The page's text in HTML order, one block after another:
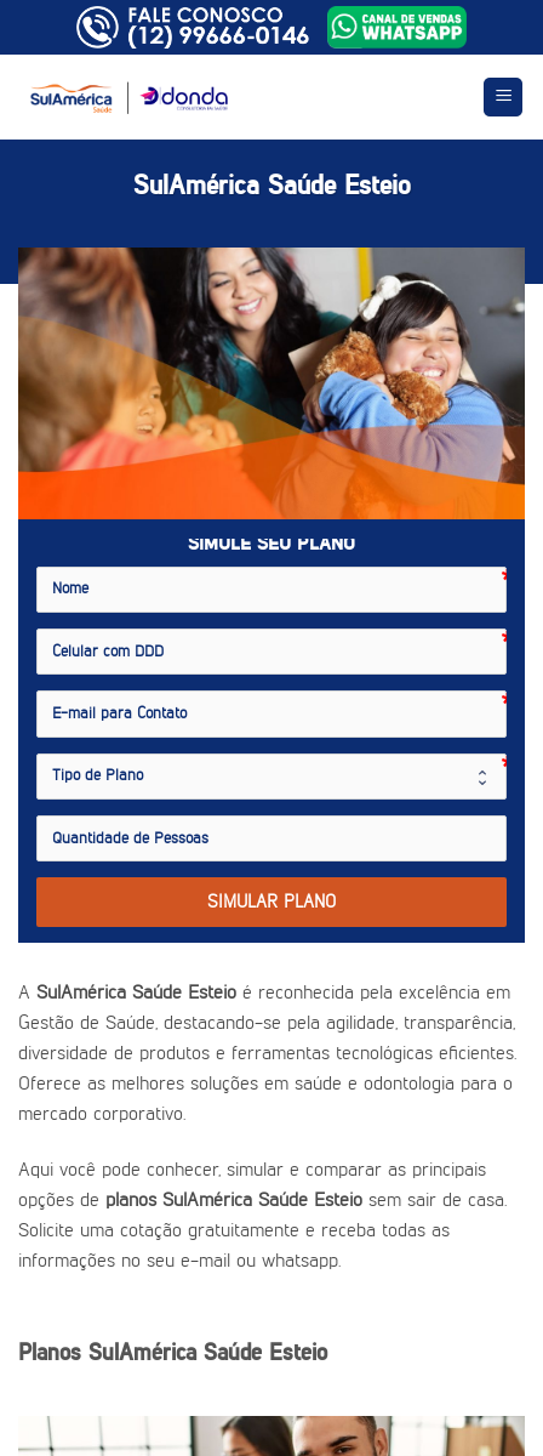
SulAmérica Saúde Esteio
SIMULE SEU PLANO
SIMULAR PLANO
A SulAmérica Saúde Esteio é reconhecida pela excelência em
Gestão de Saúde, destacando-se pela agilidade, transparência,
diversidade de produtos e ferramentas tecnológicas eficientes.
Oferece as melhores soluções em saúde e odontologia para o
mercado corporativo.
Aqui você pode conhecer, simular e comparar as principais
opções de planos SulAmérica Saúde Esteio sem sair de casa.
Solicite uma cotação gratuitamente e receba todas as
informações no seu e-mail ou whatsapp.
Planos SulAmérica Saúde Esteio